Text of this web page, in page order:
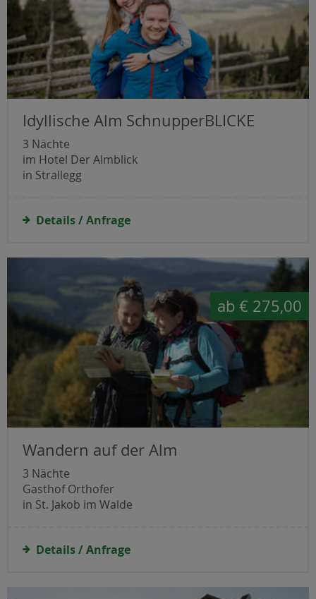
Idyllische Alm SchnupperBLICKE
3 Nächte
im Hotel Der Almblick
in Strallegg
Details / Anfrage
ab € 275,00
Wandern auf der Alm
3 Nächte
Gasthof Orthofer
in St. Jakob im Walde
Details / Anfrage